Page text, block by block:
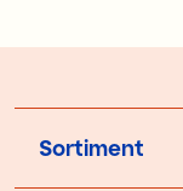
Sortiment